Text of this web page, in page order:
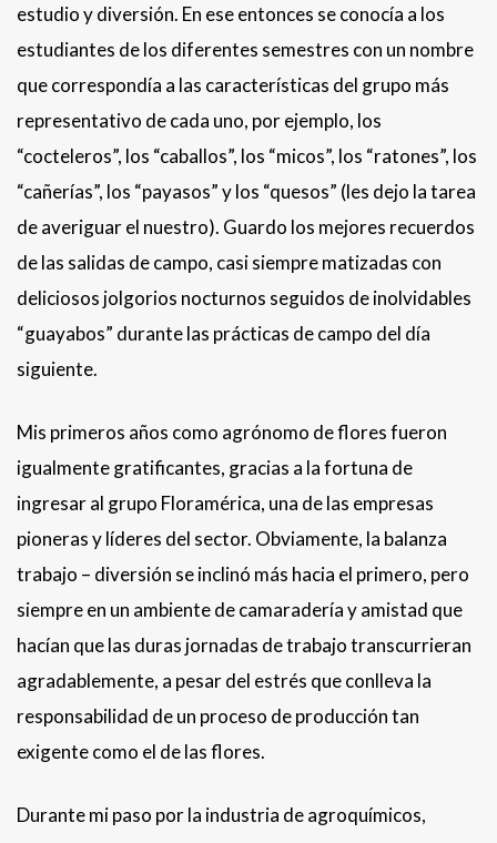
estudio y diversión. En ese entonces se conocía a los
estudiantes de los diferentes semestres con un nombre
que correspondía a las características del grupo más
representativo de cada uno, por ejemplo, los
“cocteleros”, los “caballos”, los “micos”, los “ratones”, los
“cañerías”, los “payasos” y los “quesos” (les dejo la tarea
de averiguar el nuestro). Guardo los mejores recuerdos
de las salidas de campo, casi siempre matizadas con
deliciosos jolgorios nocturnos seguidos de inolvidables
“guayabos” durante las prácticas de campo del día
siguiente.
Mis primeros años como agrónomo de flores fueron
igualmente gratificantes, gracias a la fortuna de
ingresar al grupo Floramérica, una de las empresas
pioneras y líderes del sector. Obviamente, la balanza
trabajo – diversión se inclinó más hacia el primero, pero
siempre en un ambiente de camaradería y amistad que
hacían que las duras jornadas de trabajo transcurrieran
agradablemente, a pesar del estrés que conlleva la
responsabilidad de un proceso de producción tan
exigente como el de las flores.
Durante mi paso por la industria de agroquímicos,